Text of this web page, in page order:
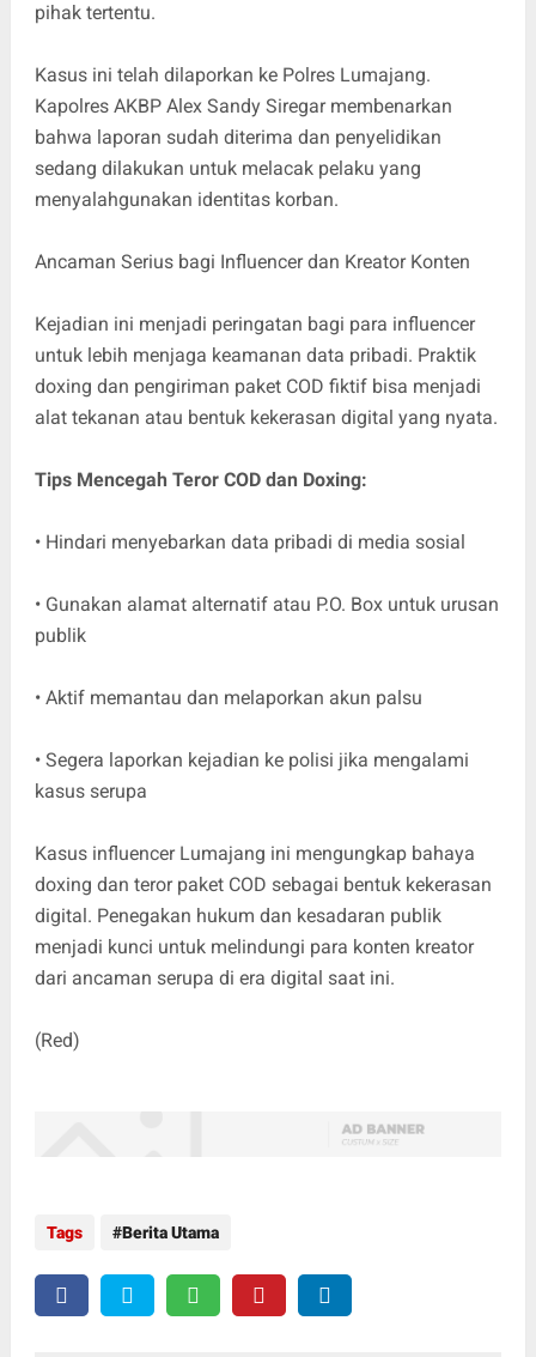
pihak tertentu.
Kasus ini telah dilaporkan ke Polres Lumajang.
Kapolres AKBP Alex Sandy Siregar membenarkan
bahwa laporan sudah diterima dan penyelidikan
sedang dilakukan untuk melacak pelaku yang
menyalahgunakan identitas korban.
Ancaman Serius bagi Influencer dan Kreator Konten
Kejadian ini menjadi peringatan bagi para influencer
untuk lebih menjaga keamanan data pribadi. Praktik
doxing dan pengiriman paket COD fiktif bisa menjadi
alat tekanan atau bentuk kekerasan digital yang nyata.
Tips Mencegah Teror COD dan Doxing:
• Hindari menyebarkan data pribadi di media sosial
• Gunakan alamat alternatif atau P.O. Box untuk urusan
publik
• Aktif memantau dan melaporkan akun palsu
• Segera laporkan kejadian ke polisi jika mengalami
kasus serupa
Kasus influencer Lumajang ini mengungkap bahaya
doxing dan teror paket COD sebagai bentuk kekerasan
digital. Penegakan hukum dan kesadaran publik
menjadi kunci untuk melindungi para konten kreator
dari ancaman serupa di era digital saat ini.
(Red)
Tags Berita Utama